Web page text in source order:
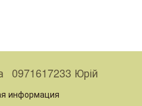
0971617233 Юрій
информация